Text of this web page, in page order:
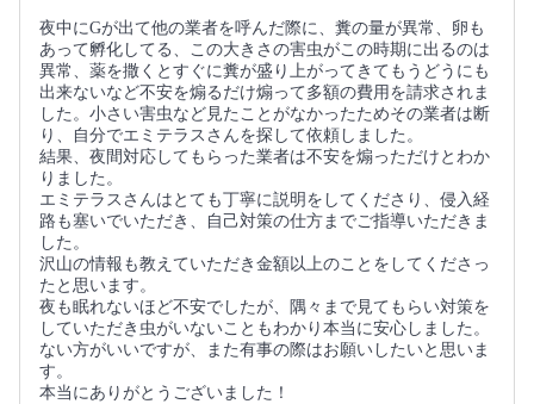
夜中にGが出て他の業者を呼んだ際に、糞の量が異常、卵も
あって孵化してる、この大きさの害虫がこの時期に出るのは
異常、薬を撒くとすぐに糞が盛り上がってきてもうどうにも
出来ないなど不安を煽るだけ煽って多額の費用を請求されま
した。小さい害虫など見たことがなかったためその業者は断
り、自分でエミテラスさんを探して依頼しました。
結果、夜間対応してもらった業者は不安を煽っただけとわか
りました。
エミテラスさんはとても丁寧に説明をしてくださり、侵入経
路も塞いでいただき、自己対策の仕方までご指導いただきま
した。
沢山の情報も教えていただき金額以上のことをしてくださっ
たと思います。
夜も眠れないほど不安でしたが、隅々まで見てもらい対策を
していただき虫がいないこともわかり本当に安心しました。
ない方がいいですが、また有事の際はお願いしたいと思いま
す。
本当にありがとうございました！